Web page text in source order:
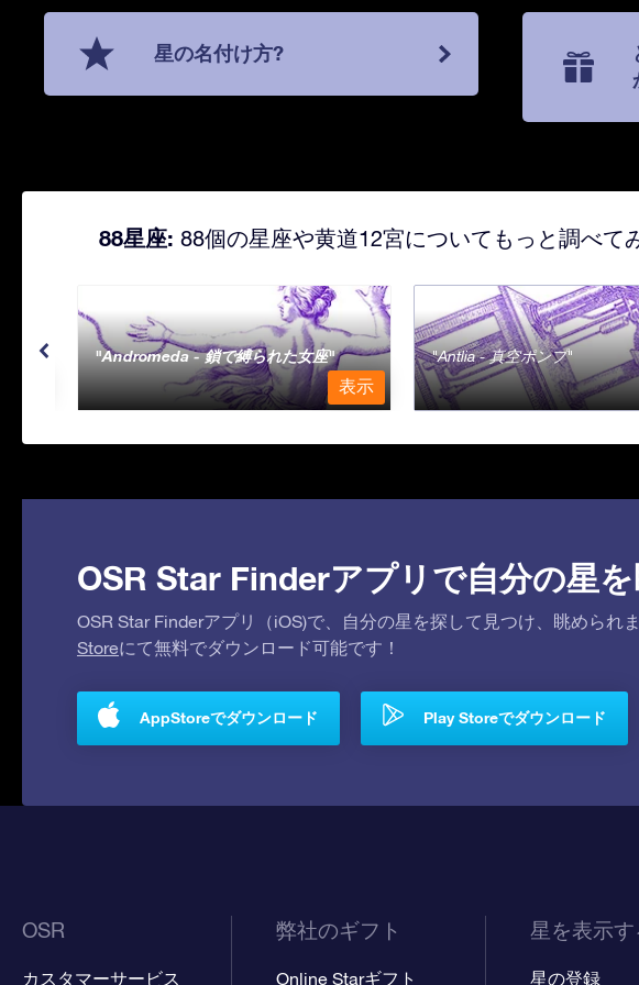
星の名付け方?
88星座: 88個の星座や黄道12宮についてもっと調べて
Andromeda - 鎖で縛られた女座
表示
Antlia - 真空ポンプ
OSR Star Finderアプリで自分の星を
OSR Star Finderアプリ（iOS)で、自分の星を探して見つけ、眺められ
Storeにて無料でダウンロード可能です！
AppStoreでダウンロード Play Storeでダウンロード
OSR
カスタマーサービス
弊社のギフト
Online Starギフト
星を表示す
星の登録